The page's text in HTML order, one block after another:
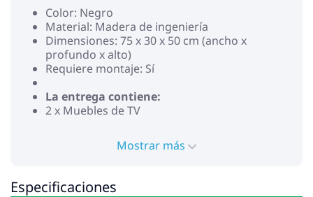
Color: Negro
Material: Madera de ingeniería
Dimensiones: 75 x 30 x 50 cm (ancho x
profundo x alto)
Requiere montaje: Sí
La entrega contiene:
2 x Muebles de TV
Mostrar más
Especificaciones